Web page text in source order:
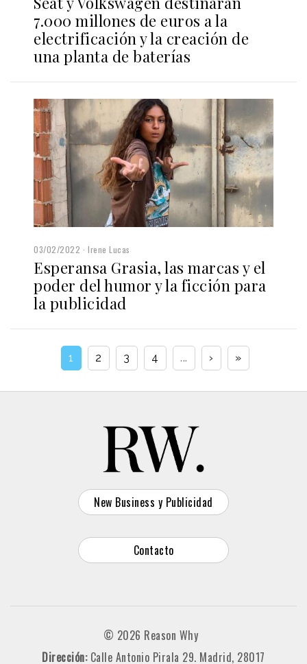
7.000 millones de euros a la
electrificación y la creación de
una planta de baterías
03/02/2022 Irene Lucas
Esperansa Grasia, las marcas y el
poder del humor y la ficción para
la publicidad
1 2 3 4 ... › »
New Business y Publicidad
Contacto
© 2026 Reason Why
Dirección: Calle Antonio Pirala 29. Madrid, 28017